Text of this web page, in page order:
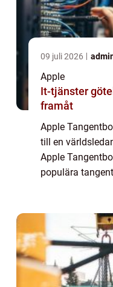
09 juli 2026
Apple
It-tjänster
framåt
Apple
till en
Apple
populära